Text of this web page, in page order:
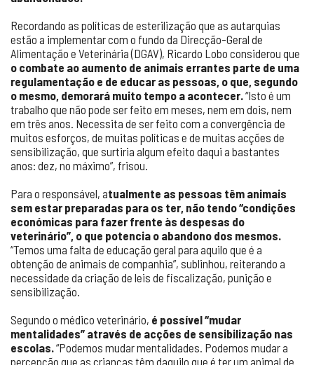
Recordando as políticas de esterilização que as autarquias
estão a implementar com o fundo da Direcção-Geral de
Alimentação e Veterinária (DGAV), Ricardo Lobo considerou que
o combate ao aumento de animais errantes parte de uma
regulamentação e de educar as pessoas, o que, segundo
o mesmo, demorará muito tempo a acontecer.“Isto é um
trabalho que não pode ser feito em meses, nem em dois, nem
em três anos. Necessita de ser feito com a convergência de
muitos esforços, de muitas políticas e de muitas acções de
sensibilização, que surtiria algum efeito daqui a bastantes
anos: dez, no máximo”, frisou.
Para o responsável, atualmente as pessoas têm animais
sem estar preparadas para os ter, não tendo “condições
económicas para fazer frente às despesas do
veterinário”, o que potencia o abandono dos mesmos.
“Temos uma falta de educação geral para aquilo que é a
obtenção de animais de companhia”, sublinhou, reiterando a
necessidade da criação de leis de fiscalização, punição e
sensibilização.
Segundo o médico veterinário, é possível “mudar
mentalidades” através de acções de sensibilização nas
escolas.“Podemos mudar mentalidades. Podemos mudar a
percepção que as crianças têm daquilo que é ter um animal de